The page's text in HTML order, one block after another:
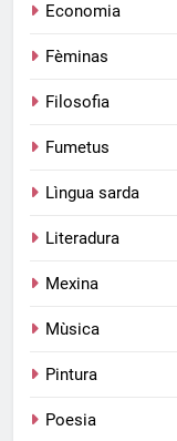
Economia
Fèminas
Filosofia
Fumetus
Lìngua sarda
Literadura
Mexina
Mùsica
Pintura
Poesia